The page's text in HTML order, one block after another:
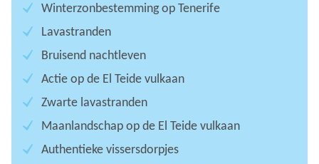
Winterzonbestemming op Tenerife
Lavastranden
Bruisend nachtleven
Actie op de El Teide vulkaan
Zwarte lavastranden
Maanlandschap op de El Teide vulkaan
Authentieke vissersdorpjes